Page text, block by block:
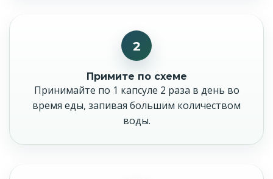
2
Примите по схеме
Принимайте по 1 капсуле 2 раза в день во
время еды, запивая большим количеством
воды.